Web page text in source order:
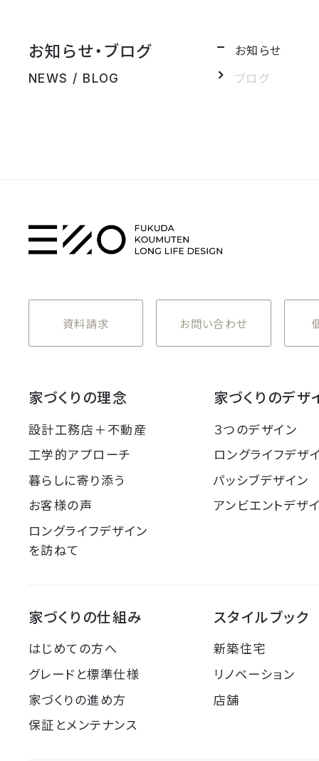
お知らせ・ブログ
NEWS / BLOG
お知らせ
ブログ
資料請求 お問い合わせ
家づくりの理念
設計工務店＋不動産
工学的アプローチ
暮らしに寄り添う
お客様の声
ロングライフデザイン
を訪ねて
家づくりのデザ
３つのデザイン
ロングライフデザ
パッシブデザイン
アンビエントデザ
家づくりの仕組み
はじめての方へ
グレードと標準仕様
家づくりの進め方
保証とメンテナンス
スタイルブック
新築住宅
リノベーション
店舗